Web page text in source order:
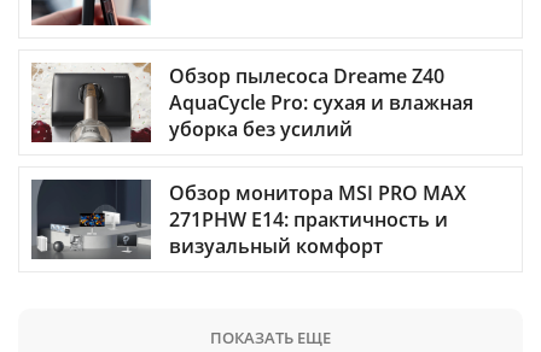
Обзор пылесоса Dreame Z40
AquaCycle Pro: сухая и влажная
уборка без усилий
Обзор монитора MSI PRO MAX
271PHW E14: практичность и
визуальный комфорт
ПОКАЗАТЬ ЕЩЕ